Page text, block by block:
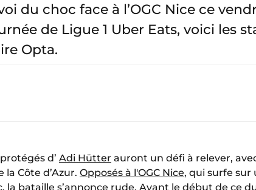
du choc face à l’OGC Nice ce
de Ligue 1 Uber Eats, voici les
Opta.
d’ Adi Hütter auront un défi à relever,
Côte d’Azur. Opposés à l'OGC Nice, qui surfe
la bataille s’annonce rude. Avant le début de ce